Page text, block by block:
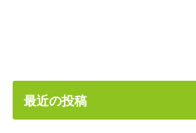
最近の投稿